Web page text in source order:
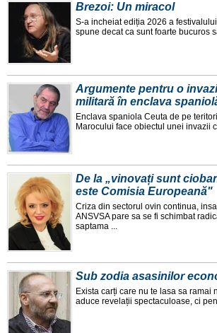
Brezoi: Un miracol
S-a incheiat ediția 2026 a
spune decat ca sunt foarte bucuros
Argumente pentru o
militară în enclava
Enclava spaniola Ceuta de pe
Marocului face obiectul unei invazii
De la „vinovați sunt
este Comisia Europeană"
Criza din sectorul ovin continua,
ANSVSA pare sa se fi schimbat
saptama ...
Sub zodia asasinilor
Exista carți care nu te lasa sa ramai
aduce revelații spectaculoase, ci